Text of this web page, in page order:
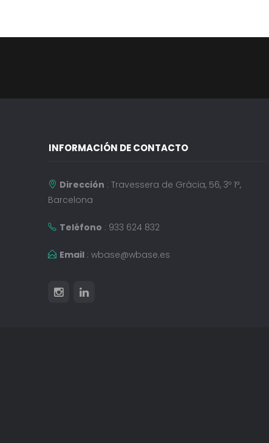
INFORMACIÓN DE CONTACTO
Dirección : Travessera de Gràcia, 56, 3º 1ª,
Barcelona
Teléfono : 933 624 832
Email : wbase@wbase.es